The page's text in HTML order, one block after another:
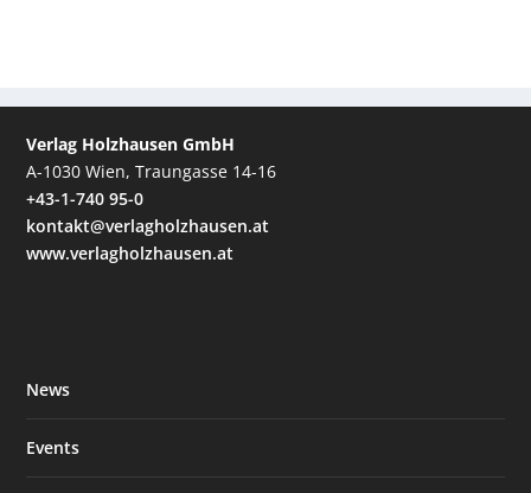
Verlag Holzhausen GmbH
A-1030 Wien, Traungasse 14-16
+43-1-740 95-0
kontakt@verlagholzhausen.at
www.verlagholzhausen.at
News
Events